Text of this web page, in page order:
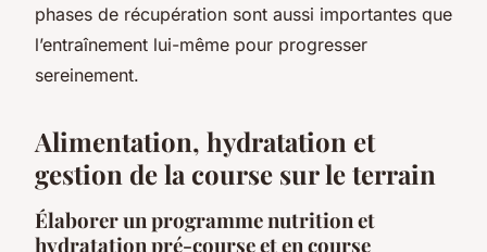
phases de récupération sont aussi importantes que
l’entraînement lui-même pour progresser
sereinement.
Alimentation, hydratation et
gestion de la course sur le terrain
Élaborer un programme nutrition et
hydratation pré-course et en course